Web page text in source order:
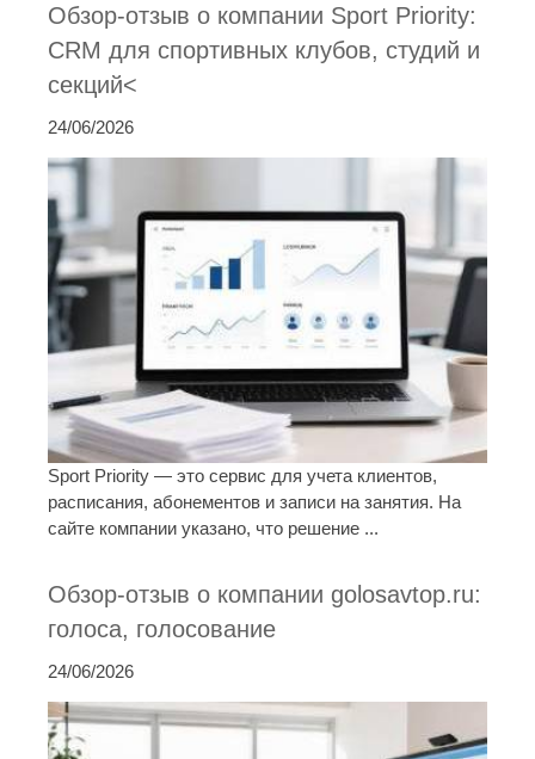
Обзор-отзыв о компании Sport Priority:
CRM для спортивных клубов, студий и
секций<
24/06/2026
Sport Priority — это сервис для учета клиентов,
расписания, абонементов и записи на занятия. На
сайте компании указано, что решение ...
Обзор-отзыв о компании golosavtop.ru:
голоса, голосование
24/06/2026